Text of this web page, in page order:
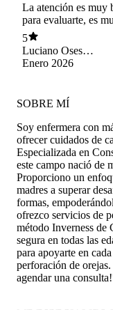
La atención es muy
para evaluarte, es
ayudo un montón
recomiendo
5
Luciano Oses
Zegers
Enero 2026
SOBRE MÍ
Soy enfermera con
ofrecer cuidados de
Especializada en
este campo nació de
Proporciono un
madres a superar
formas,
ofrezco servicios de
método Inverness de
segura en todas las
para apoyarte en
perforación de
agendar una